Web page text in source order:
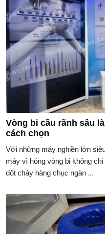
Vòng bi cầu rãnh sâu
cách chọn
Với những máy nghiền lớn
máy vì hỏng vòng bi không
đốt cháy hàng chục ngàn ...